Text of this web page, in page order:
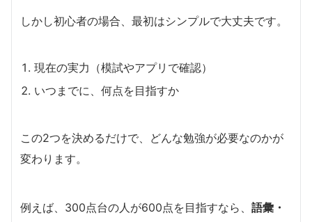
しかし初心者の場合、最初はシンプルで大丈夫です。
現在の実力（模試やアプリで確認）
いつまでに、何点を目指すか
この2つを決めるだけで、どんな勉強が必要なのかが
変わります。
例えば、300点台の人が600点を目指すなら、 語彙・